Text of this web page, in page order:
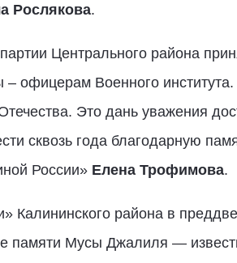
Рослякова.
Центрального района
– офицерам Военного
Это дань уважения
сквозь года благодарную
России» Елена Трофимова.
Калининского района в
памяти Мусы Джалиля —